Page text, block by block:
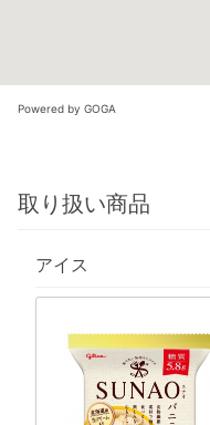
Powered by GOGA
取り扱い商品
アイス